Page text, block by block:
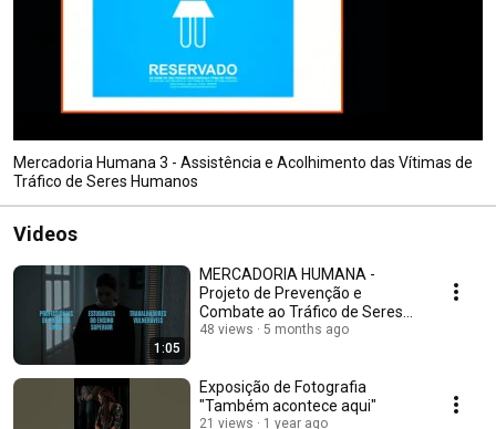
Mercadoria Humana 3 - Assistência e Acolhimento das Vítimas de
Tráfico de Seres Humanos
Videos
1:05
MERCADORIA HUMANA -
Projeto de Prevenção e
Combate ao Tráfico de Seres
Humanos
48 views 5 months ago
Exposição de Fotografia
"Também acontece aqui"
21 views 1 year ago